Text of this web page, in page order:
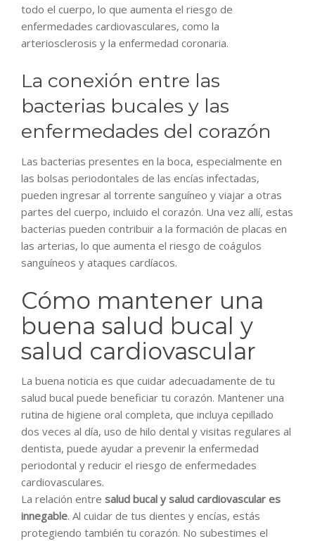
todo el cuerpo, lo que aumenta el riesgo de
enfermedades cardiovasculares, como la
arteriosclerosis y la enfermedad coronaria.
La conexión entre las
bacterias bucales y las
enfermedades del corazón
Las bacterias presentes en la boca, especialmente en
las bolsas periodontales de las encías infectadas,
pueden ingresar al torrente sanguíneo y viajar a otras
partes del cuerpo, incluido el corazón. Una vez allí, estas
bacterias pueden contribuir a la formación de placas en
las arterias, lo que aumenta el riesgo de coágulos
sanguíneos y ataques cardíacos.
Cómo mantener una
buena salud bucal y
salud cardiovascular
La buena noticia es que cuidar adecuadamente de tu
salud bucal puede beneficiar tu corazón. Mantener una
rutina de higiene oral completa, que incluya cepillado
dos veces al día, uso de hilo dental y visitas regulares al
dentista, puede ayudar a prevenir la enfermedad
periodontal y reducir el riesgo de enfermedades
cardiovasculares.
La relación entre salud bucal y salud cardiovascular es
innegable. Al cuidar de tus dientes y encías, estás
protegiendo también tu corazón. No subestimes el